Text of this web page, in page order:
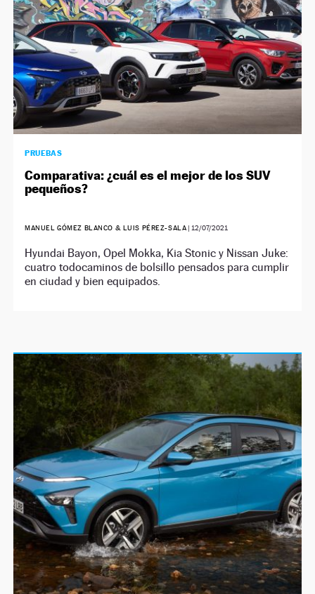
PRUEBAS
Comparativa: ¿cuál es el mejor de los SUV
pequeños?
MANUEL GÓMEZ BLANCO & LUIS PÉREZ-SALA | 12/07/2021
Hyundai Bayon, Opel Mokka, Kia Stonic y Nissan Juke:
cuatro todocaminos de bolsillo pensados para cumplir
en ciudad y bien equipados.